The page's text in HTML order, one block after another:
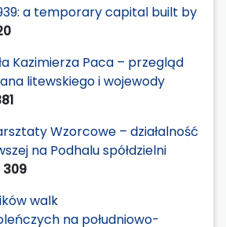
a temporary capital built by
Kazimierza Paca – przegląd
litewskiego i wojewody
Wzorcowe – działalność
na Podhalu spółdzielni
309
walk
na południowo-